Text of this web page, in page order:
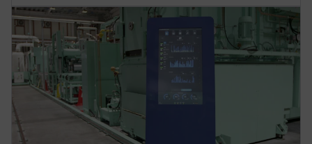
e
e
n